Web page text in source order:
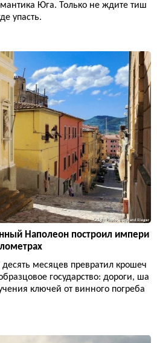
Юга. Только не ждите тиш
упасть.
Наполеон построил импери
месяцев превратил крошеч
государство: дороги, ша
ключей от винного погреба